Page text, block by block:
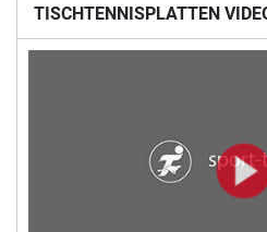
TISCHTENNISPLATTEN